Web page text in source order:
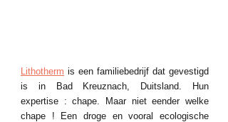
Lithotherm is een familiebedrijf dat gevestigd
is in Bad Kreuznach, Duitsland. Hun
expertise : chape. Maar niet eender welke
chape ! Een droge en vooral ecologische